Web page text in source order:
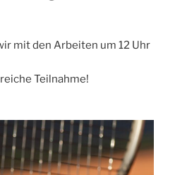
mit den Arbeiten um 12 Uhr
Teilnahme!